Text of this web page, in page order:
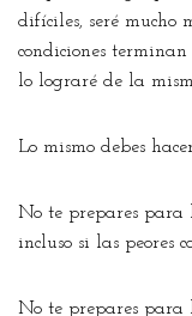
difíciles, seré mucho
condiciones
lo lograré de la
Lo mismo debes
No te prepares para
incluso si las peores
No te prepares